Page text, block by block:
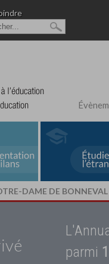
DAME DE BONNEVAL
parmi